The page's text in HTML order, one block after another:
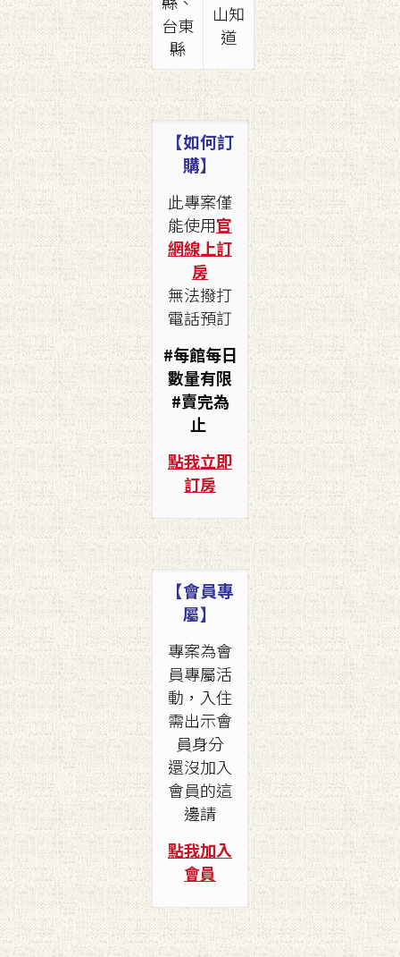
台東
縣
山知
道
【如何訂
購】
此專案僅
能使用官
網線上訂
房
無法撥打
電話預訂
#每館每日
數量有限
#賣完為
止
點我立即
訂房
【會員專
屬】
專案為會
員專屬活
動，入住
需出示會
員身分
還沒加入
會員的這
邊請
點我加入
會員